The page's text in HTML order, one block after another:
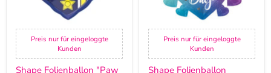
Preis nur für eingeloggte
Kunden
Shape Folienballon "Paw
Preis nur für eingeloggte
Kunden
Shape Folienballon